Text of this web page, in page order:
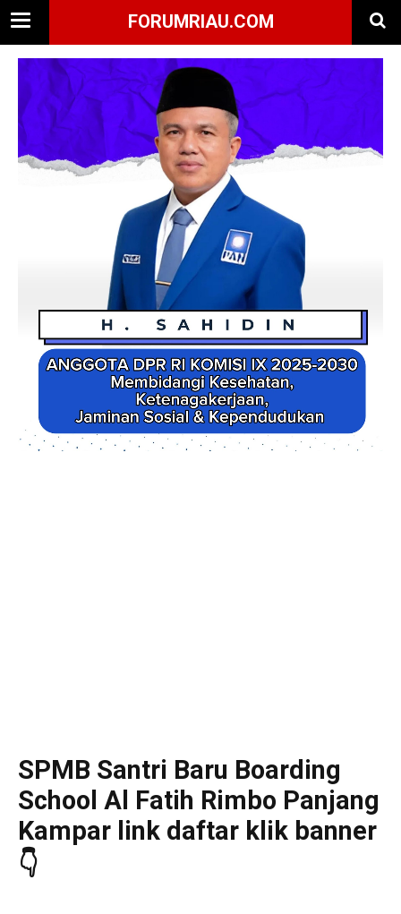
FORUMRIAU.COM
SPMB Santri Baru Boarding
School Al Fatih Rimbo Panjang
Kampar link daftar klik banner
👇